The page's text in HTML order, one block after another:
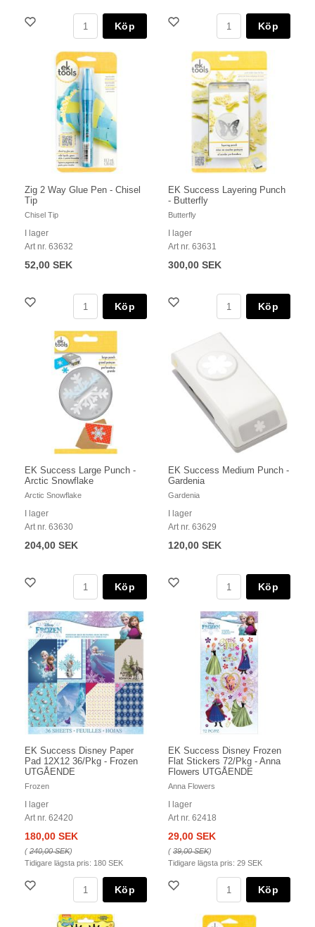
Köp Köp
Zig 2 Way Glue Pen - Chisel
Tip
Chisel Tip
I lager
Art nr. 63632
52,00 SEK
Köp
EK Success Layering Punch
- Butterfly
Butterfly
I lager
Art nr. 63631
300,00 SEK
Köp
EK Success Large Punch -
Arctic Snowflake
Arctic Snowflake
I lager
Art nr. 63630
204,00 SEK
Köp
EK Success Medium Punch -
Gardenia
Gardenia
I lager
Art nr. 63629
120,00 SEK
Köp
EK Success Disney Paper
Pad 12X12 36/Pkg - Frozen
UTGÅENDE
Frozen
I lager
Art nr. 62420
180,00 SEK
(240,00 SEK)
Tidigare lägsta pris: 180 SEK
Köp
EK Success Disney Frozen
Flat Stickers 72/Pkg - Anna
Flowers UTGÅENDE
Anna Flowers
I lager
Art nr. 62418
29,00 SEK
(39,00 SEK)
Tidigare lägsta pris: 29 SEK
Köp